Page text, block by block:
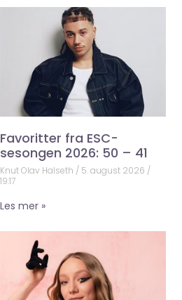
Favoritter fra ESC-
sesongen 2026: 50 – 41
Knut Olav Halseth
5. august 2026
19:17
Les mer »